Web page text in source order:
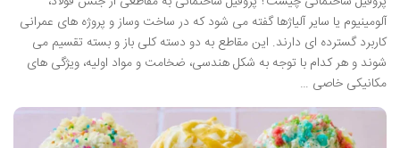
آلومینیوم یا سایر آلیاژها گفته می شود که در ساخت وساز و پروژه های عمرانی
کاربرد گسترده ای دارند. این مقاطع به دو دسته کلی باز و بسته تقسیم می
شوند و هر کدام با توجه به شکل هندسی، ضخامت و مواد اولیه، ویژگی های
مکانیکی خاصی …